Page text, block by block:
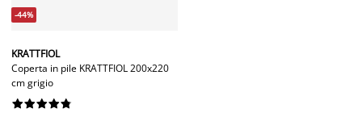
-44%
KRATTFIOL
Coperta in pile KRATTFIOL 200x220
cm grigio





